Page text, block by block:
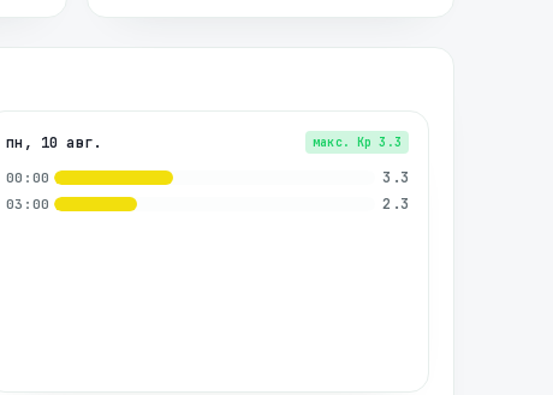
пн, 10 авг. макс. Kp 3.3
00:00 3.3
03:00 2.3